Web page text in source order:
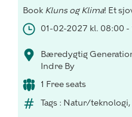
Book Kluns og Klima! Et
01-02-2027 kl. 08:00 -
Bæredygtig
Indre By
1 Free seats
Tags : Natur/